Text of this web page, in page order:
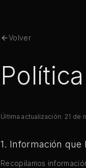
Volver
Última actualización: 21 de
1. Información que
Recopilamos